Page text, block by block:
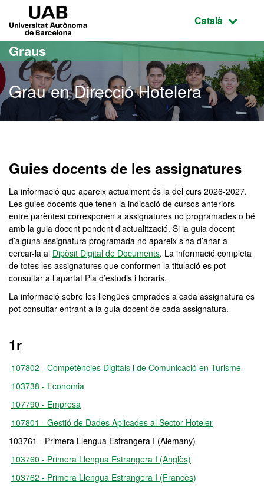
Ves al contingut principal
Ves a la navegació de la pàgina
Idioma
Català
Graus
Grau en Direcció Hotelera
Guies docents de les assignatures
La informació que apareix actualment és la del curs 2026-2027.
Les guies docents que tenen la indicació de cursos anteriors
entre parèntesi corresponen a assignatures no programades o bé
amb la guia docent pendent d'actualització. Si la guia docent
d’alguna assignatura programada no apareix s’ha d’anar a
cercar-la al Dipòsit Digital de Documents. La informació completa
de totes les assignatures que conformen la titulació es pot
consultar a l’apartat Pla d’estudis i horaris.
La informació sobre les llengües emprades a cada assignatura es
pot consultar entrant a la guia docent de cada assignatura.
1r
107802 - Competències Digitals i de Comunicació en Turisme
103738 - Economia
107790 - Empresa
107801 - Gestió de Dades Aplicades al Sector Hoteler
103761 - Primera Llengua Estrangera I (Alemany)
103760 - Primera Llengua Estrangera I (Anglès)
103762 - Primera Llengua Estrangera I (Francès)